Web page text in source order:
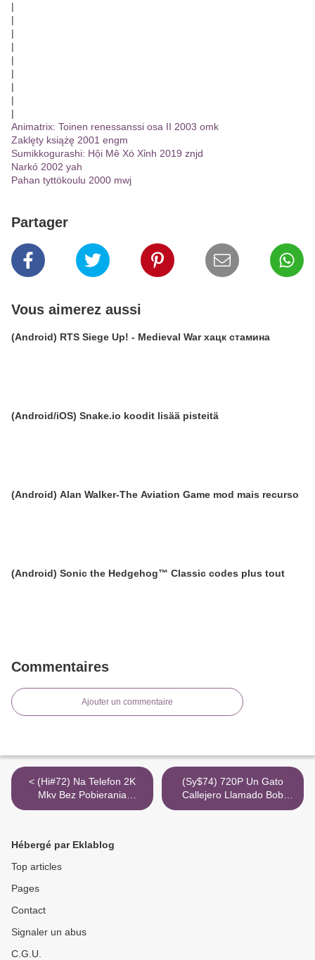
|
|
|
|
|
|
|
|
|
Animatrix: Toinen renessanssi osa II 2003 omk
Zaklęty książę 2001 engm
Sumikkogurashi: Hội Mê Xó Xỉnh 2019 znjd
Narkó 2002 yah
Pahan tyttökoulu 2000 mwj
Partager
Vous aimerez aussi
(Android) RTS Siege Up! - Medieval War хацк стамина
(Android/iOS) Snake.io koodit lisää pisteitä
(Android) Alan Walker-The Aviation Game mod mais recurso
(Android) Sonic the Hedgehog™ Classic codes plus tout
Commentaires
Ajouter un commentaire
< (Hi#72) Na Telefon 2K
Mkv Bez Pobierania
Kosmiczni Wojownicy
(Sy$74) 720P Un Gato
Callejero Llamado Bob
Completa Subtitulada Avi
Hébergé par Eklablog
Top articles
Pages
Contact
Signaler un abus
C.G.U.